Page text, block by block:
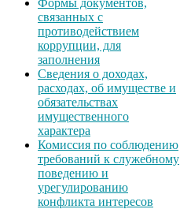
связанных с
противодействием
коррупции, для
заполнения
Сведения о доходах,
расходах, об имуществе и
обязательствах
имущественного
характера
Комиссия по соблюдению
требований к служебному
поведению и
урегулированию
конфликта интересов